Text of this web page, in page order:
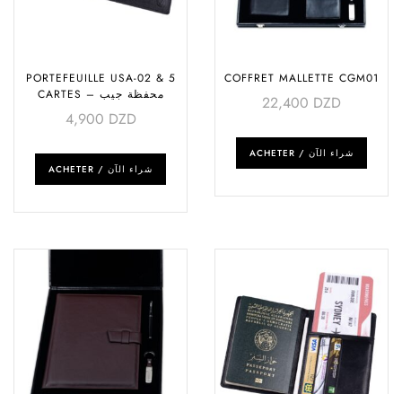
PORTEFEUILLE USA-02 & 5
CARTES – محفظة جيب
4,900 DZD
ACHETER / شراء الآن
COFFRET MALLETTE CGM01
22,400 DZD
ACHETER / شراء الآن